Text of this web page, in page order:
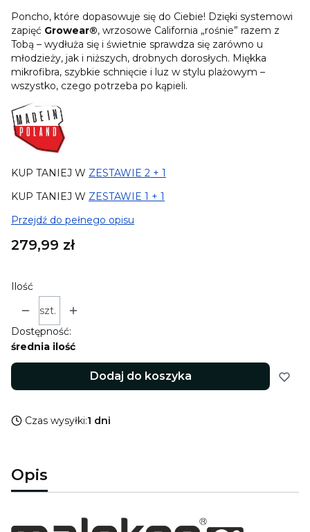
Poncho, które dopasowuje się do Ciebie! Dzięki systemowi
zapięć Growear®, wrzosowe California „rośnie” razem z
Tobą – wydłuża się i świetnie sprawdza się zarówno u
młodzieży, jak i niższych, drobnych dorosłych. Miękka
mikrofibra, szybkie schnięcie i luz w stylu plażowym –
wszystko, czego potrzeba po kąpieli.
KUP TANIEJ W ZESTAWIE 2 + 1
KUP TANIEJ W ZESTAWIE 1 + 1
Przejdź do pełnego opisu
Cena
279,99 zł
Ilość
szt.
Dostępność:
średnia ilość
Dodaj do koszyka
Czas wysyłki:1 dni
Opis